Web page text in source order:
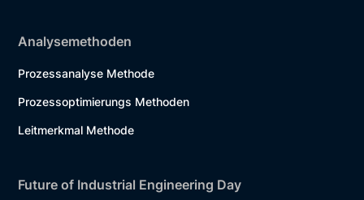
Analysemethoden
Prozessanalyse Methode
Prozessoptimierungs Methoden
Leitmerkmal Methode
Future of Industrial Engineering Day